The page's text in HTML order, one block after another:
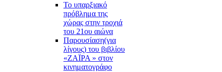
Το υπαρξιακό
πρόβλημα της
χώρας στην τροχιά
του 21ου αιώνα
Παρουσίαση(για
λίγους) του βιβλίου
«ΖΑΪΡΑ » στον
κινηματογράφο